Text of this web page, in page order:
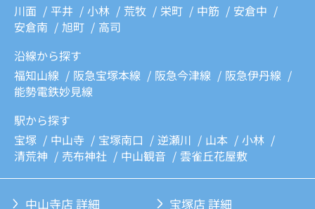
川面
平井 小林 荒牧 栄町 中筋
安倉中
安倉南
旭町
高司
沿線から探す
福知山線
阪急宝塚本線 阪急今津線
阪急伊丹線
能勢電鉄妙見線
駅から探す
宝塚
中山寺 宝塚南口 逆瀬川 山本
小林
清荒神
売布神社 中山観音 雲雀丘花屋敷
中山寺店 詳細
宝塚店 詳細